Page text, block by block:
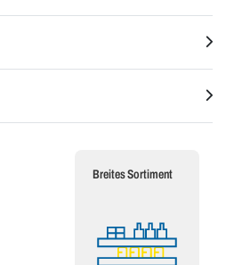
Breites Sortiment